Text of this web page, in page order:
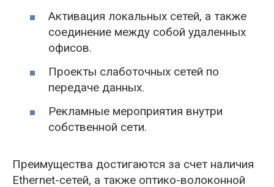
Активация локальных сетей, а также
соединение между собой удаленных
офисов.
Проекты слаботочных сетей по
передаче данных.
Рекламные мероприятия внутри
собственной сети.
Преимущества достигаются за счет наличия
Ethernet-сетей, а также оптико-волоконной